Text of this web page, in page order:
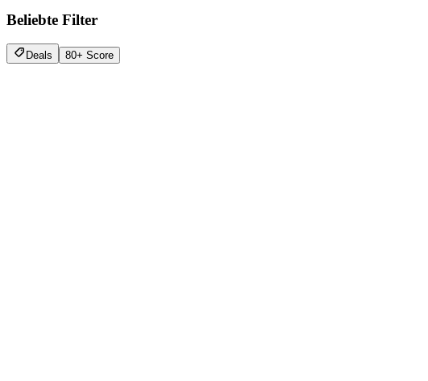
Beliebte Filter
Deals 80+ Score